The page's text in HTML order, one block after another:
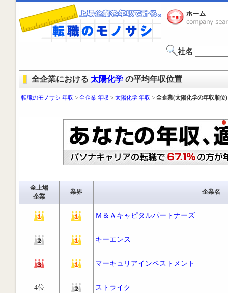
社名
全企業における 太陽化学 の平均年収位置
転職のモノサシ 年収 > 全企業 年収 > 太陽化学 年収 > 全企業(太陽化学の年収順位)
全上場
企業
業界 企業名
Ｍ＆Ａキャピタルパートナーズ
キーエンス
マーキュリアインベストメント
4位 ストライク